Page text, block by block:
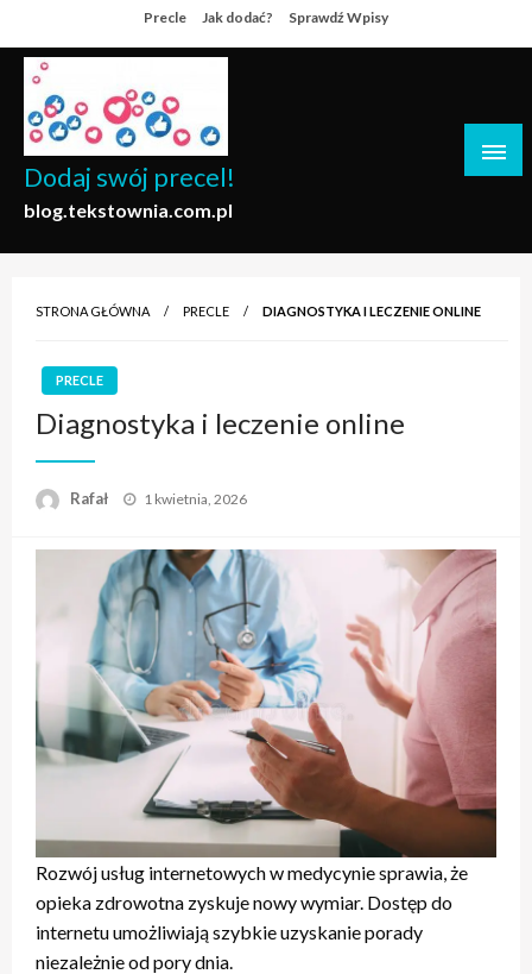
to
content
Precle Jak dodać? Sprawdź Wpisy
Dodaj swój precel!
blog.tekstownia.com.pl
STRONA GŁÓWNA PRECLE DIAGNOSTYKA I LECZENIE ONLINE
PRECLE
Diagnostyka i leczenie online
Rafał
Opublikowane
1 kwietnia, 2026
Rozwój usług internetowych w medycynie sprawia, że
opieka zdrowotna zyskuje nowy wymiar. Dostęp do
internetu umożliwiają szybkie uzyskanie porady
niezależnie od pory dnia.